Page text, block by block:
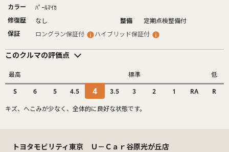
カラー
ﾊﾟｰﾙﾏｲｶ
修復歴
なし 整備
定期点検整備付
保証
ロングラン保証付 ハイブリッド保証付
このクルマの評価点
最高 標準 低
S 6 5 4.5 4 3.5 3 2 1 RA R
キズ、へこみが少なく、全体的に良好な状態です。
トヨタモビリティ東京 Ｕ－Ｃａｒ谷原光が丘店